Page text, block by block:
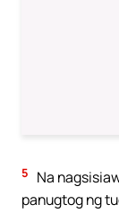
5
Na
panugtog ng